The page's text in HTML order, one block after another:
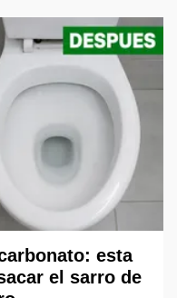
esta
el sarro de